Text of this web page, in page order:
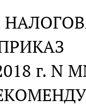
г. N